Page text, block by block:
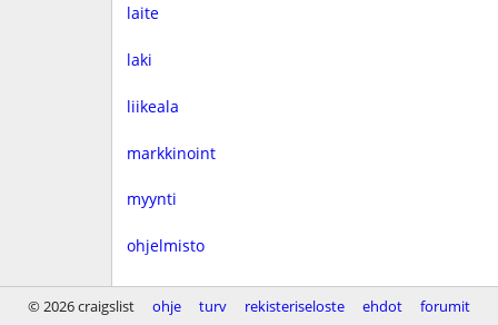
laite
laki
liikeala
markkinoint
myynti
ohjelmisto
rahoitus
© 2026 craigslist ohje turv rekisteriseloste ehdot forumit